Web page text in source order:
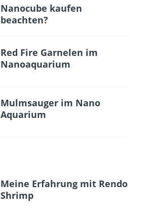
Nanocube kaufen
beachten?
Red Fire Garnelen im
Nanoaquarium
Mulmsauger im Nano
Aquarium
Meine Erfahrung mit Rendo
Shrimp